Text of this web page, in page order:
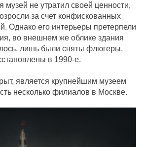
музей не утратил своей ценности,
за счет конфискованных
Однако его интерьеры претерпели
во внешнем же облике здания
лишь были сняты флюгеры,
в 1990-е.
является крупнейшим музеем
несколько филиалов в Москве.